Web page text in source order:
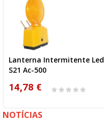
Lanterna Intermitente Led
S21 Ac-500
14,78 €
NOTÍCIAS